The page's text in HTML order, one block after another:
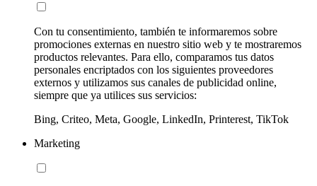
Con tu consentimiento, también te informaremos sobre
promociones externas en nuestro sitio web y te mostraremos
productos relevantes. Para ello, comparamos tus datos
personales encriptados con los siguientes proveedores
externos y utilizamos sus canales de publicidad online,
siempre que ya utilices sus servicios:
Bing, Criteo, Meta, Google, LinkedIn, Printerest, TikTok
Marketing